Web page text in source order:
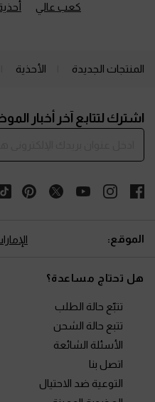
كعب عالي
المنتجات الجديدة الأحذية
اشترك لتتابع آخر أخبار
الموقع:
هل تحتاج مساعدة؟
تتبّع حالة الطلب
تتبع حالة الشحن
الأسئلة الشائعة
اتصل بنا
التوعية ضد الاحتيال